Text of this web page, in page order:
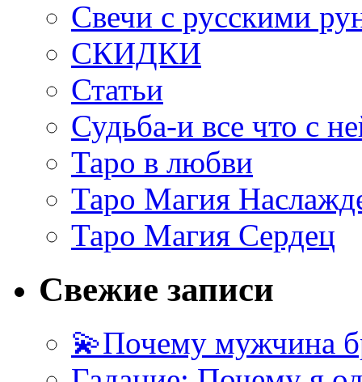
Свечи с русскими
СКИДКИ
Статьи
Судьба-и все что с
Таро в любви
Таро Магия
Таро Магия Сердец
Свежие записи
💫Почему мужчина